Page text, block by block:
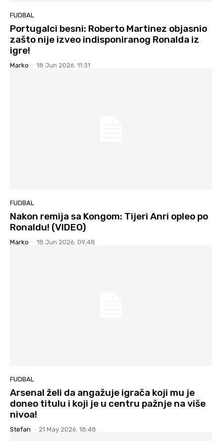
FUDBAL
Portugalci besni: Roberto Martinez objasnio
zašto nije izveo indisponiranog Ronalda iz
igre!
Marko - 18 Jun 2026. 11:31
FUDBAL
Nakon remija sa Kongom: Tijeri Anri opleo po
Ronaldu! (VIDEO)
Marko - 18 Jun 2026. 09:48
FUDBAL
Arsenal želi da angažuje igrača koji mu je
doneo titulu i koji je u centru pažnje na više
nivoa!
Stefan - 21 May 2026. 18:48